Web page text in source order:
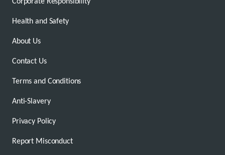
Health and Safety
About Us
Contact Us
Terms and Conditions
Anti-Slavery
Privacy Policy
Report Misconduct